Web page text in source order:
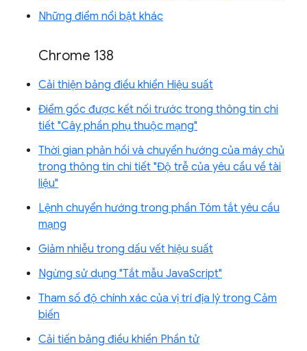
Những điểm nổi bật khác
Chrome 138
Cải thiện bảng điều khiển Hiệu suất
Điểm gốc được kết nối trước trong thông tin chi
tiết "Cây phần phụ thuộc mạng"
Thời gian phản hồi và chuyển hướng của máy chủ
trong thông tin chi tiết "Độ trễ của yêu cầu về tài
liệu"
Lệnh chuyển hướng trong phần Tóm tắt yêu cầu
mạng
Giảm nhiễu trong dấu vết hiệu suất
Ngừng sử dụng "Tắt mẫu JavaScript"
Tham số độ chính xác của vị trí địa lý trong Cảm
biến
Cải tiến bảng điều khiển Phần tử